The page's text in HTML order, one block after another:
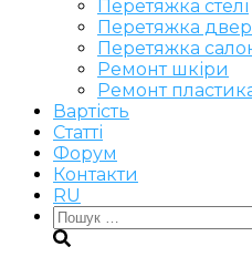
Перетяжка стелі
Перетяжка
Перетяжка
Ремонт шкіри
Ремонт
Вартість
Статті
Форум
Контакти
RU
Пошук: